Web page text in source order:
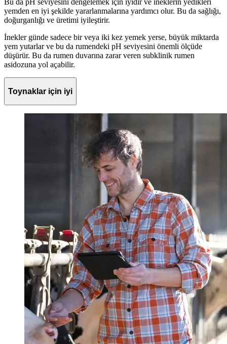
Bu da pH seviyesini dengelemek için iyidir ve ineklerin yedikleri
yemden en iyi şekilde yararlanmalarına yardımcı olur. Bu da sağlığı,
doğurganlığı ve üretimi iyileştirir.
İnekler günde sadece bir veya iki kez yemek yerse, büyük miktarda
yem yutarlar ve bu da rumendeki pH seviyesini önemli ölçüde
düşürür. Bu da rumen duvarına zarar veren subklinik rumen
asidozuna yol açabilir.
Toynaklar için iyi